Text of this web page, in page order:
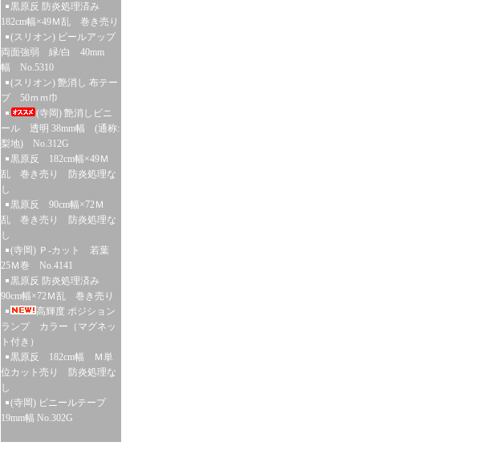
黒原反 防炎処理済み
182cm幅×49Ｍ乱 巻き売り
(スリオン) ピールアップ
両面強弱 緑/白 40mm
幅 No.5310
(スリオン) 艶消し 布テー
プ 50ｍｍ巾
(寺岡) 艶消しビニ
ール 透明 38mm幅 (通称:
梨地) No.312G
黒原反 182cm幅×49Ｍ
乱 巻き売り 防炎処理な
し
黒原反 90cm幅×72Ｍ
乱 巻き売り 防炎処理な
し
(寺岡) Ｐ-カット 若葉
25Ｍ巻 No.4141
黒原反 防炎処理済み
90cm幅×72Ｍ乱 巻き売り
高輝度 ポジション
ランプ カラー（マグネッ
ト付き）
黒原反 182cm幅 Ｍ単
位カット売り 防炎処理な
し
(寺岡) ビニールテープ
19mm幅 No.302G